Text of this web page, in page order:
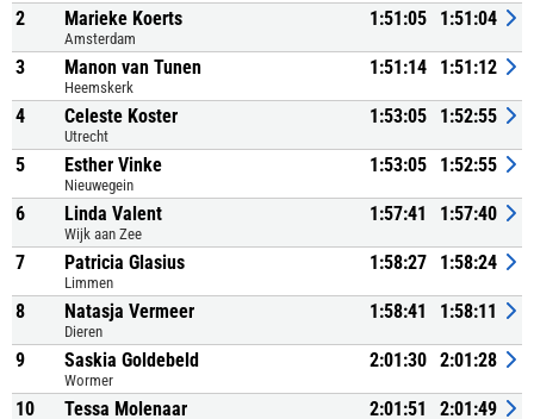
2 Marieke Koerts
Amsterdam
1:51:05 1:51:04
3 Manon van Tunen
Heemskerk
1:51:14 1:51:12
4 Celeste Koster
Utrecht
1:53:05 1:52:55
5 Esther Vinke
Nieuwegein
1:53:05 1:52:55
6 Linda Valent
Wijk aan Zee
1:57:41 1:57:40
7 Patricia Glasius
Limmen
1:58:27 1:58:24
8 Natasja Vermeer
Dieren
1:58:41 1:58:11
9 Saskia Goldebeld
Wormer
2:01:30 2:01:28
10 Tessa Molenaar 2:01:51 2:01:49